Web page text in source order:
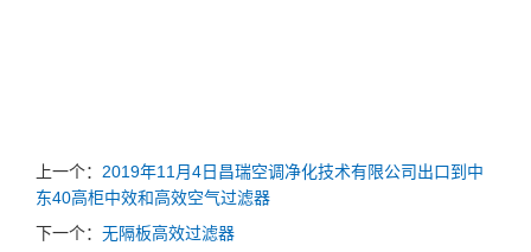
上一个： 2019年11月4日昌瑞空调净化技术有限公司出口到中
东40高柜中效和高效空气过滤器
下一个： 无隔板高效过滤器